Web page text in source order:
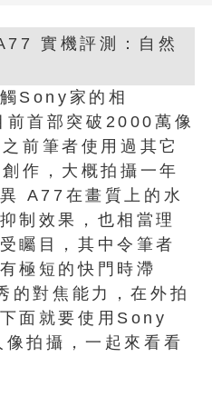
Sony家的相
前首部突破2000萬像
前筆者使用過其它
作，大概拍攝一年
A77在畫質上的水
制效果，也相當理
矚目，其中令筆者
極短的快門時滯
的對焦能力，在外拍
面就要使用Sony
拍攝，一起來看看